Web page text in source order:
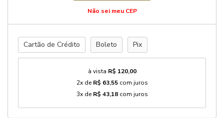
Não sei meu CEP
Cartão de Crédito Boleto Pix
à vista R$ 120,00
2x de R$ 63,55com juros
3x de R$ 43,18com juros